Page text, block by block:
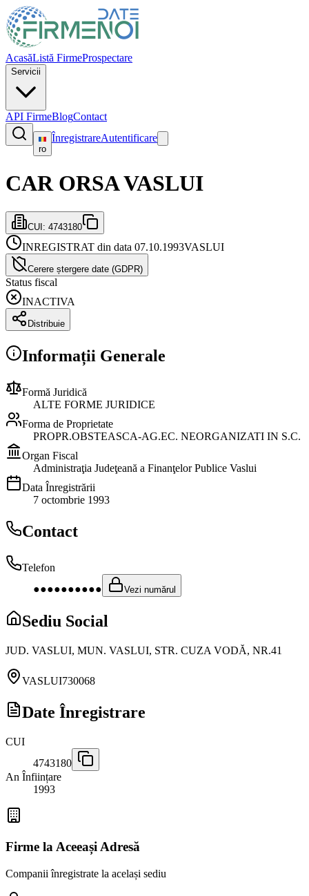
AcasăListă FirmeProspectare
Servicii
API FirmeBlogContact
ro
ÎnregistrareAutentificare
CAR ORSA VASLUI
CUI: 4743180
INREGISTRAT din data 07.10.1993VASLUI
Cerere ștergere date (GDPR)
Status fiscal
INACTIVA
Distribuie
Informații Generale
Formă Juridică
ALTE FORME JURIDICE
Forma de Proprietate
PROPR.OBSTEASCA-AG.EC. NEORGANIZATI IN S.C.
Organ Fiscal
Administraţia Judeţeană a Finanţelor Publice Vaslui
Data Înregistrării
7 octombrie 1993
Contact
Telefon
●●●●●●●●●●
Vezi numărul
Sediu Social
JUD. VASLUI, MUN. VASLUI, STR. CUZA VODĂ, NR.41
VASLUI730068
Date Înregistrare
CUI
4743180
An Înființare
1993
Firme la Aceeași Adresă
Companii înregistrate la același sediu